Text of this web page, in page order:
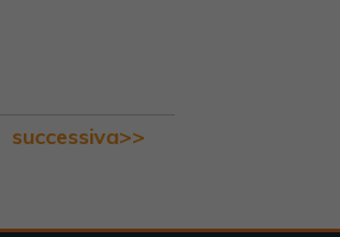
successiva>>